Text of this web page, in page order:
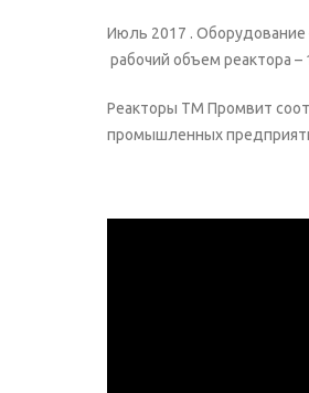
Июль 2017 . Оборудование
рабочий объем реактора –
Реакторы ТМ Промвит
промышленных